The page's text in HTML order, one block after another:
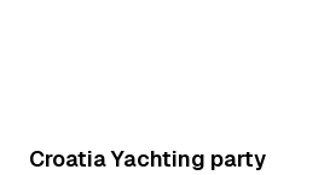
Croatia Yachting party